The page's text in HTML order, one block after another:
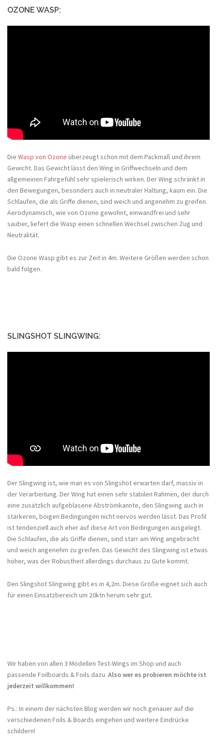
OZONE WASP:
Die Wasp von Ozone überzeugt schon mit dem Packmaß und ihrem
Gewicht. Das Gewicht lässt den Wing in Griffwechseln und dem
allgemeinen Fahrgefühl sehr spielerisch wirken. Der Wing schränkt in
den Bewegungen, besonders auch in neutraler Haltung, kaum ein. Die
Schlaufen, die als Griffe dienen, sind weich und angenehm zu greifen.
Aerodynamisch, wie von Ozone gewohnt, einwandfrei und sehr
sauber, liefert die Wasp einen schnellen Wechsel zwischen Zug und
Neutralität.
Die Ozone Wasp gibt es zur Zeit in 4m. Weitere Größen werden schon
bald folgen.
SLINGSHOT SLINGWING:
Der Slingwing ist, wie man es von Slingshot erwarten darf, massiv in
der Verarbeitung. Der Wing hat einen sehr stabilen Rahmen, der durch
eine zusätzlich aufgeblasene Abströmkannte, den Slingwing auch in
stärkeren, böigen Bedingungen nicht nervös werden lässt. Das Profil
ist tendenziell auch eher auf diese Art von Bedingungen ausgelegt.
Die Schlaufen, die als Griffe dienen, sind starr am Wing angebracht
und weich angenehm zu greifen. Das Gewicht des Slingwing ist etwas
höher, was der Robustheit allerdings durchaus zu Gute kommt.
Den Slingshot Slingwing gibt es in 4,2m. Diese Größe eignet sich auch
für einen Einsatzbereich um 20ktn herum sehr gut.
Wir haben von allen 3 Modellen Test-Wings im Shop und auch
passende Foilboards & Foils dazu. Also wer es probieren möchte ist
jederzeit willkommen!
Ps.: In einem der nächsten Blog werden wir noch genauer auf die
verschiedenen Foils & Boards eingehen und weitere Eindrücke
schildern!